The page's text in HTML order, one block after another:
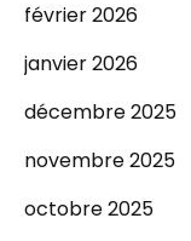
février 2026
janvier 2026
décembre 2025
novembre 2025
octobre 2025